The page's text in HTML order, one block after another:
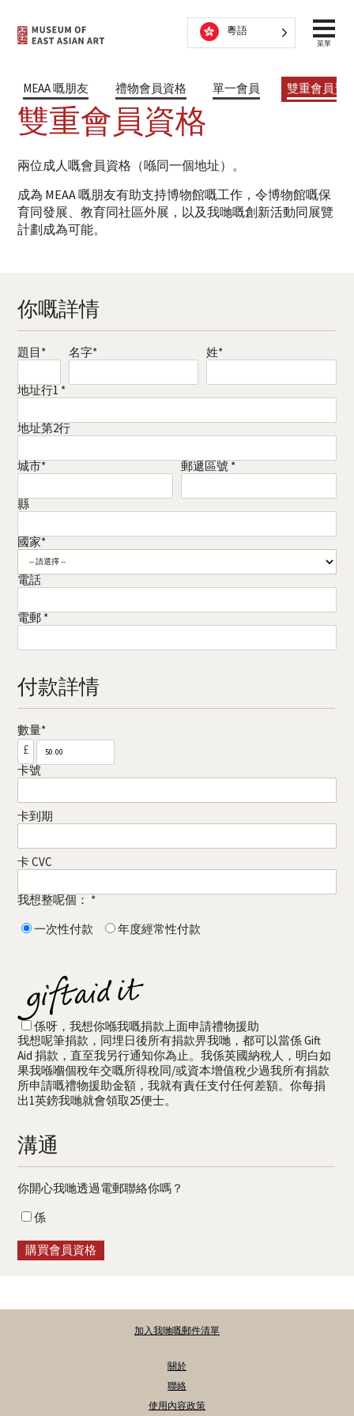
粵語
菜單
MEAA 嘅朋友 禮物會員資格 單一會員 雙重會員資
雙重會員資格
兩位成人嘅會員資格（喺同一個地址）。
成為 MEAA 嘅朋友有助支持博物館嘅工作，令博物館嘅保
育同發展、教育同社區外展，以及我哋嘅創新活動同展覽
計劃成為可能。
你嘅詳情
題目* 名字* 姓*
地址行1 *
地址第2行
城市* 郵遞區號 *
縣
國家*
電話
電郵 *
付款詳情
數量*
£
卡號
卡到期
卡 CVC
我想整呢個： *
一次性付款
年度經常性付款
係呀，我想你喺我嘅捐款上面申請禮物援助
我想呢筆捐款，同埋日後所有捐款畀我哋，都可以當係 Gift
Aid 捐款，直至我另行通知你為止。我係英國納稅人，明白如
果我喺嗰個稅年交嘅所得稅同/或資本增值稅少過我所有捐款
所申請嘅禮物援助金額，我就有責任支付任何差額。你每捐
出1英鎊我哋就會領取25便士。
溝通
你開心我哋透過電郵聯絡你嗎？
係
加入我哋嘅郵件清單
關於
聯絡
使用內容政策